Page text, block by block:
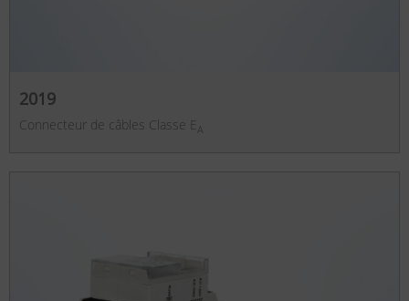
2019
Connecteur de câbles Classe E A